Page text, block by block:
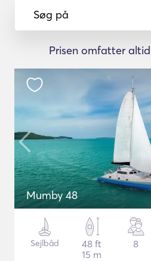
Søg på
Prisen omfatter
Mumby 48
Sejlbåd
48 ft
15 m
8